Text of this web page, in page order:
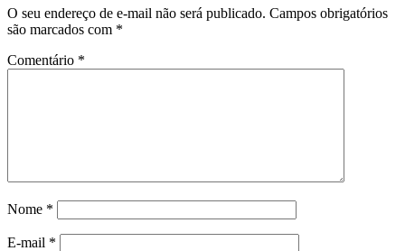
O seu endereço de e-mail não será publicado. Campos obrigatórios
são marcados com *
Comentário *
Nome *
E-mail *